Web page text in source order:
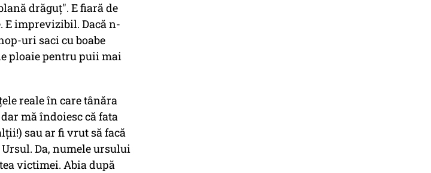
drăguț". E fiară de
E imprevizibil. Dacă n-
uri saci cu boabe
ploaie pentru puii mai
reale în care tânăra
mă îndoiesc că fata
sau ar fi vrut să facă
Da, numele ursului
victimei. Abia după